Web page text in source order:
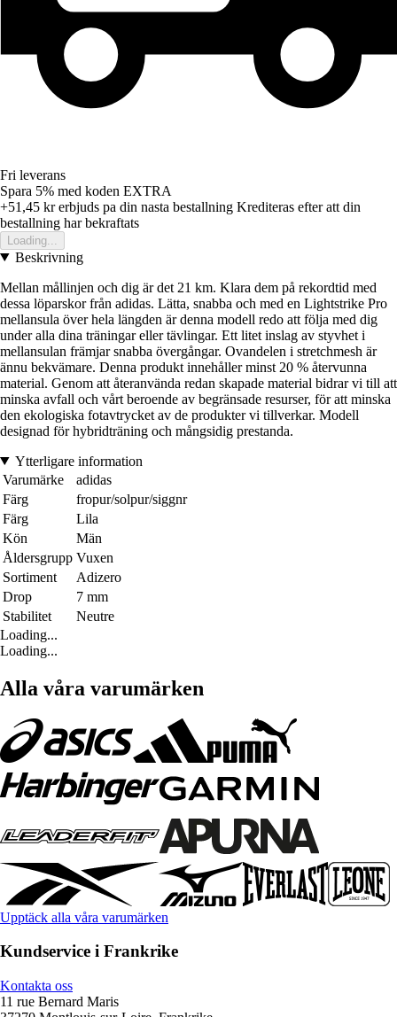
Fri leverans
Spara 5% med koden EXTRA
+51,45 krerbjuds pa din nasta bestallning Krediteras efter att din
bestallning har bekraftats
Loading...
Beskrivning
Mellan mållinjen och dig är det 21 km. Klara dem på rekordtid med
dessa löparskor från adidas. Lätta, snabba och med en Lightstrike Pro
mellansula över hela längden är denna modell redo att följa med dig
under alla dina träningar eller tävlingar. Ett litet inslag av styvhet i
mellansulan främjar snabba övergångar. Ovandelen i stretchmesh är
ännu bekvämare. Denna produkt innehåller minst 20 % återvunna
material. Genom att återanvända redan skapade material bidrar vi till att
minska avfall och vårt beroende av begränsade resurser, för att minska
den ekologiska fotavtrycket av de produkter vi tillverkar. Modell
designad för hybridträning och mångsidig prestanda.
Ytterligare information
Varumärke
adidas
Färg
fropur/solpur/siggnr
Färg
Lila
Kön
Män
Åldersgrupp Vuxen
Sortiment
Adizero
Drop
7 mm
Stabilitet
Neutre
Loading...
Loading...
Alla våra varumärken
Upptäck alla våra varumärken
Kundservice i Frankrike
Kontakta oss
11 rue Bernard Maris